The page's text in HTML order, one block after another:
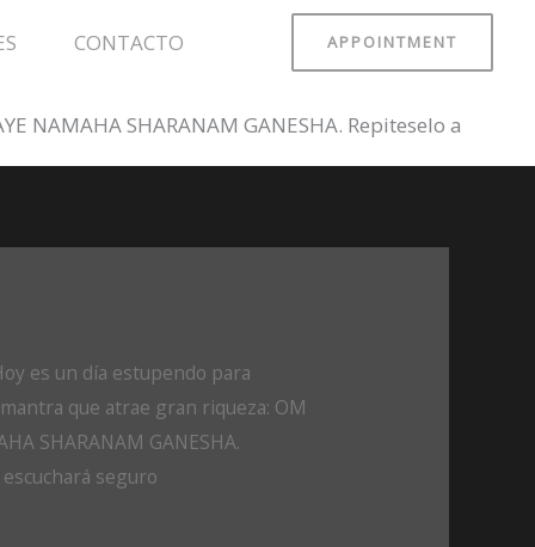
CONTACTO APPOINTMENT
NAMAHA SHARANAM GANESHA. Repiteselo a
es un día estupendo para
que atrae gran riqueza: OM
SHARANAM GANESHA.
seguro